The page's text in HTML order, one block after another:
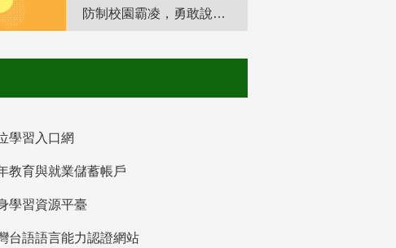
防制校園霸凌，勇敢說出來！
學習入口網
教育與就業儲蓄帳戶
學習資源平臺
台語語言能力認證網站